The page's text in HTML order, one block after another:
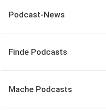
Podcast-News
Finde Podcasts
Mache Podcasts